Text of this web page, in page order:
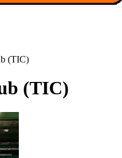
(TIC)
(TIC)